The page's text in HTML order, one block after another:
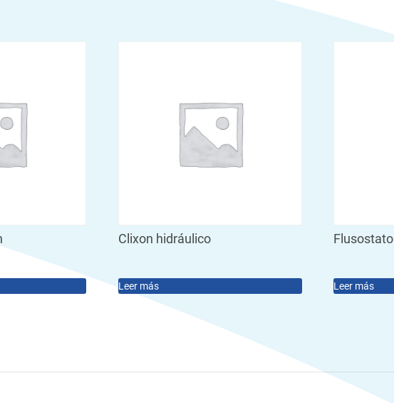
Clixon hidráulico
Leer más
Flusostato
Leer más